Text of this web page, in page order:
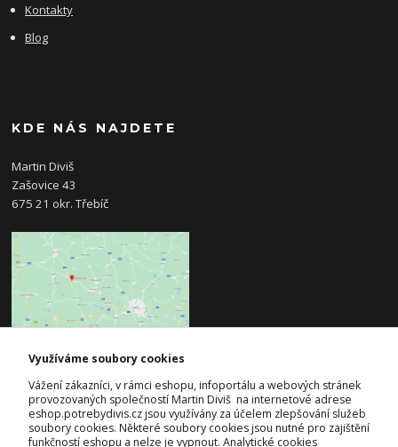
Kontakty
Blog
KDE NÁS NAJDETE
Martin Diviš
Zašovice 43
675 21 okr. Třebíč
KONTAKTY
Josef Diviš
+420 728 382 742
Využíváme soubory cookies
Vážení zákazníci, v rámci eshopu, infoportálu a webových stránek
provozovaných společností Martin Diviš na internetové adrese
eshop.potrebydivis.cz jsou využívány za účelem zlepšování služeb
soubory cookies. Některé soubory cookies jsou nutné pro zajištění
funkčností eshopu a nelze je vypnout. Analytické cookies